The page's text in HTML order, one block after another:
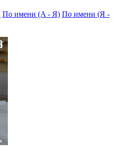
По имени (A - Я) По имени (Я -